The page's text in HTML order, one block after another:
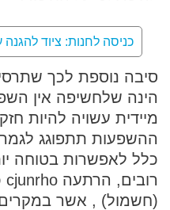
כניסה לחנות: ציוד
סיבה נוספת לכך
הינה שלחשיפה אין
מיידית עשויה להיות
ההשפעות תתפוגג
כלל לאפשרות בטוחה
(חשמול) , אשר במקרים